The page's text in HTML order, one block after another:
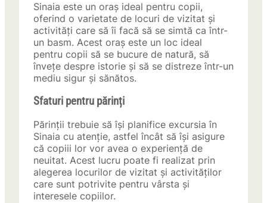
Sinaia este un oraș ideal pentru copii,
oferind o varietate de locuri de vizitat și
activități care să îi facă să se simtă ca într-
un basm. Acest oraș este un loc ideal
pentru copii să se bucure de natură, să
învețe despre istorie și să se distreze într-un
mediu sigur și sănătos.
Sfaturi pentru părinți
Părinții trebuie să își planifice excursia în
Sinaia cu atenție, astfel încât să își asigure
că copiii lor vor avea o experiență de
neuitat. Acest lucru poate fi realizat prin
alegerea locurilor de vizitat și activităților
care sunt potrivite pentru vârsta și
interesele copiilor.